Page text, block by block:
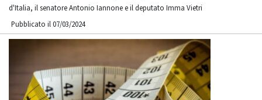
d'Italia, il senatore Antonio Iannone e il deputato Imma Vietri
Pubblicato il 07/03/2024